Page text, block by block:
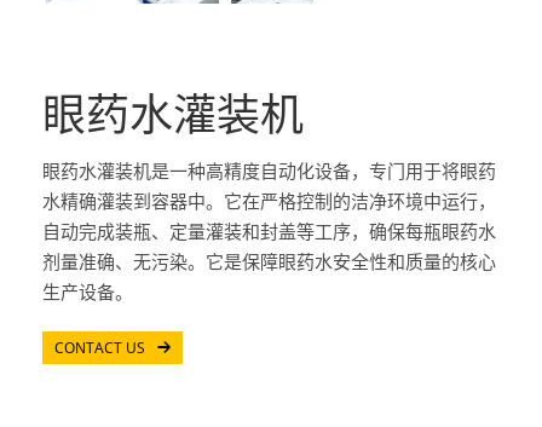
眼药水灌装机
眼药水灌装机是一种高精度自动化设备，专门用于将眼药
水精确灌装到容器中。它在严格控制的洁净环境中运行，
自动完成装瓶、定量灌装和封盖等工序，确保每瓶眼药水
剂量准确、无污染。它是保障眼药水安全性和质量的核心
生产设备。
CONTACT US